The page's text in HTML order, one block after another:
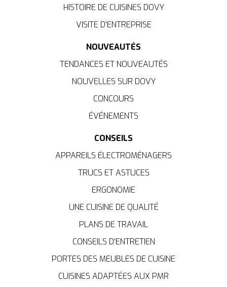
HISTOIRE DE CUISINES DOVY
VISITE D'ENTREPRISE
NOUVEAUTÉS
TENDANCES ET NOUVEAUTÉS
NOUVELLES SUR DOVY
CONCOURS
ÉVÉNEMENTS
CONSEILS
APPAREILS ÉLECTROMÉNAGERS
TRUCS ET ASTUCES
ERGONOMIE
UNE CUISINE DE QUALITÉ
PLANS DE TRAVAIL
CONSEILS D'ENTRETIEN
PORTES DES MEUBLES DE CUISINE
CUISINES ADAPTÉES AUX PMR